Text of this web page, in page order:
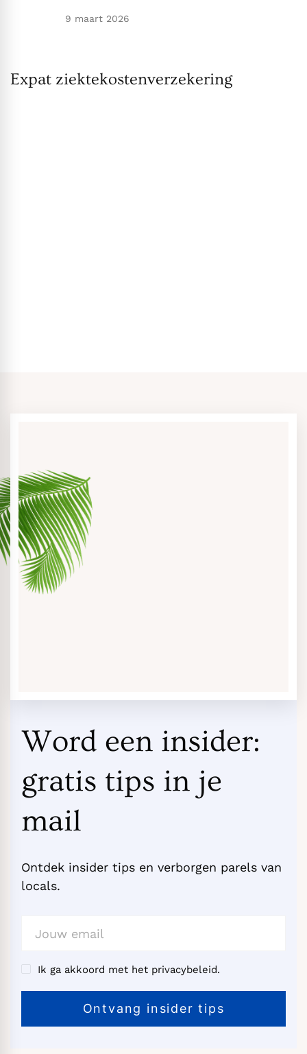
9 maart 2026
Expat ziektekostenverzekering
Word een insider:
gratis tips in je
mail
Ontdek insider tips en verborgen parels van
locals.
Ik ga akkoord met het privacybeleid.